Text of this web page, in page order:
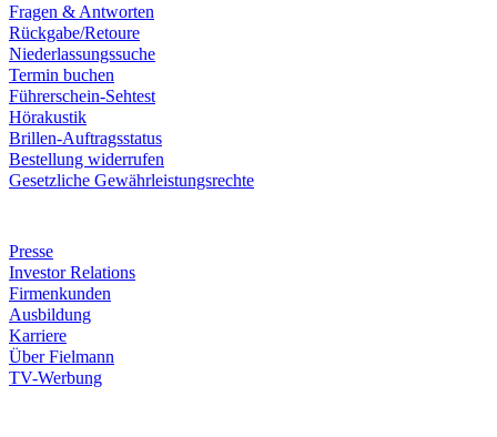
Fragen & Antworten
Rückgabe/Retoure
Niederlassungssuche
Termin buchen
Führerschein-Sehtest
Hörakustik
Brillen-Auftragsstatus
Bestellung widerrufen
Gesetzliche Gewährleistungsrechte
Presse
Investor Relations
Firmenkunden
Ausbildung
Karriere
Über Fielmann
TV-Werbung